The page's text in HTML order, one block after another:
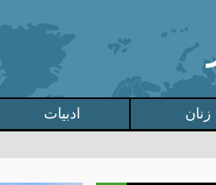
زنان ادبیات